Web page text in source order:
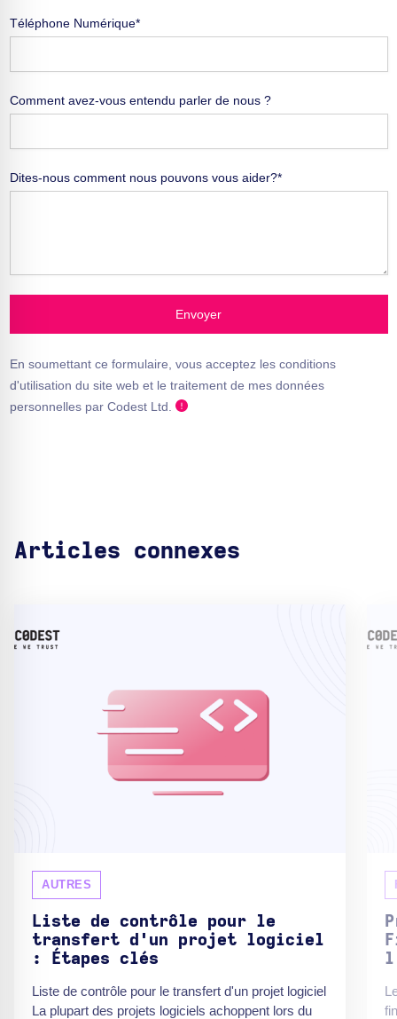
Téléphone Numérique*
Comment avez-vous entendu parler de nous ?
Dites-nous comment nous pouvons vous aider?*
Envoyer
En soumettant ce formulaire, vous acceptez les conditions
d'utilisation du site web et le traitement de mes données
personnelles par Codest Ltd.
Articles connexes
AUTRES
Liste de contrôle pour le
transfert d'un projet logiciel
: Étapes clés
Liste de contrôle pour le transfert d'un projet logiciel
La plupart des projets logiciels achoppent lors du